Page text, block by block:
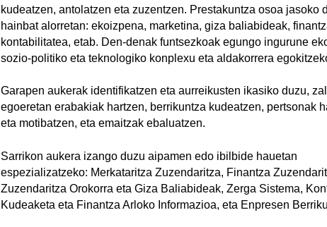
kudeatzen, antolatzen eta zuzentzen. Prestakuntza osoa jasoko
hainbat alorretan: ekoizpena, marketina, giza baliabideak,
kontabilitatea, etab. Den-denak funtsezkoak egungo ingurune
sozio-politiko eta teknologiko konplexu eta aldakorrera
Garapen aukerak identifikatzen eta aurreikusten ikasiko duzu,
egoeretan erabakiak hartzen, berrikuntza kudeatzen, pertsonak
eta motibatzen, eta emaitzak ebaluatzen.
Sarrikon aukera izango duzu aipamen edo ibilbide hauetan
espezializatzeko: Merkataritza Zuzendaritza, Finantza
Zuzendaritza Orokorra eta Giza Baliabideak, Zerga Sistema,
Kudeaketa eta Finantza Arloko Informazioa, eta Enpresen